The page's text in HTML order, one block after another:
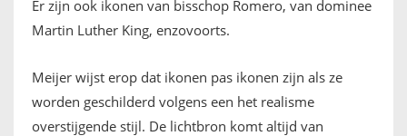
Er zijn ook ikonen van bisschop Romero, van dominee
Martin Luther King, enzovoorts.
Meijer wijst erop dat ikonen pas ikonen zijn als ze
worden geschilderd volgens een het realisme
overstijgende stijl. De lichtbron komt altijd van